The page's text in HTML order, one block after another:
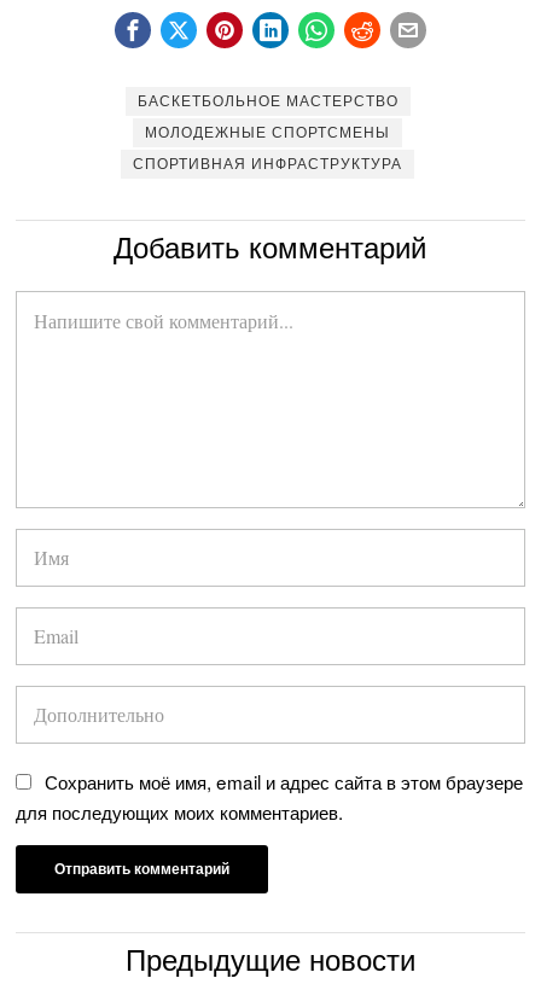
БАСКЕТБОЛЬНОЕ МАСТЕРСТВО
МОЛОДЕЖНЫЕ СПОРТСМЕНЫ
СПОРТИВНАЯ ИНФРАСТРУКТУРА
Добавить комментарий
Сохранить моё имя, email и адрес сайта в этом браузере
для последующих моих комментариев.
Предыдущие новости